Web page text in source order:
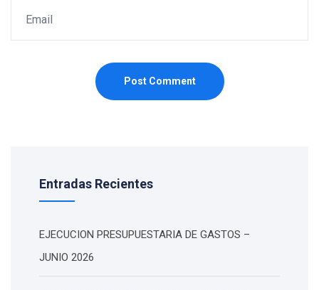
Post Comment
Entradas Recientes
EJECUCION PRESUPUESTARIA DE GASTOS –
JUNIO 2026